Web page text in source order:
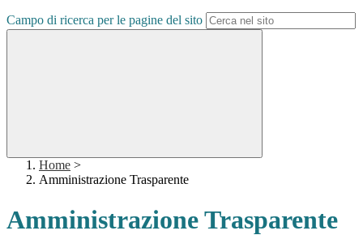
Campo di ricerca per le pagine del sito
Home >
Amministrazione Trasparente
Amministrazione Trasparente